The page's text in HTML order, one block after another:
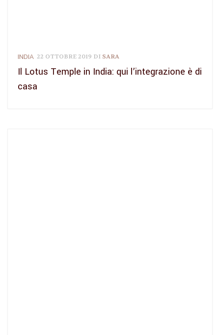
INDIA 22 OTTOBRE 2019 DI SARA
Il Lotus Temple in India: qui l’integrazione è di
casa